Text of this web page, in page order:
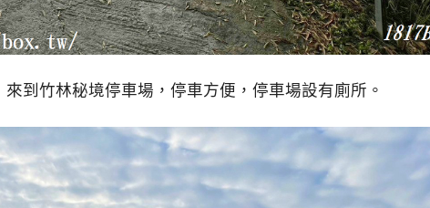
來到竹林秘境停車場，停車方便，停車場設有廁所。